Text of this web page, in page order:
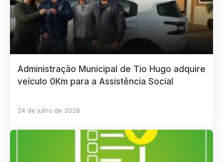
Administração Municipal de Tio Hugo adquire
veículo 0Km para a Assistência Social
24 de julho de 2026